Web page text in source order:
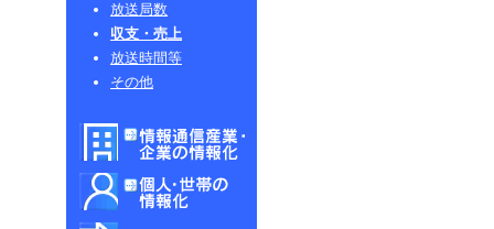
放送局数
収支・売上
放送時間等
その他